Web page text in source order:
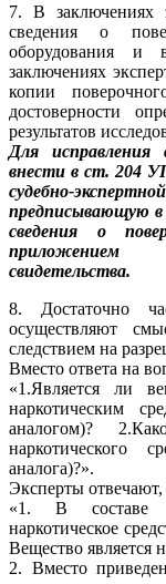
7. В заключениях
сведения о
оборудования и
заключениях
копии
достоверности
результатов
Для исправления
внести в ст. 204
судебно-
предписывающую в
сведения о
приложением
свидетельства.
8. Достаточно
осуществляют
следствием на
Вместо ответа на
«1.Является ли
наркотическим
аналогом)?
наркотического
аналога)?».
Эксперты отвечают,
«1. В составе
наркотическое
Вещество является
2. Вместо